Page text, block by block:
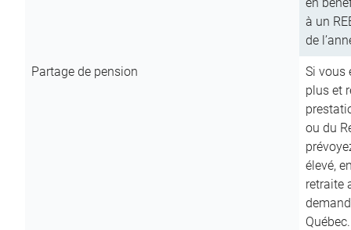
à un
de
Partage de pension
Si vous
plus et
ou du
élevé,
retraite